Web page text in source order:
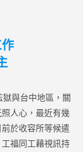
與台中地區，關
人心，最近有幾
於收容所等候遣
福同工藉視訊持